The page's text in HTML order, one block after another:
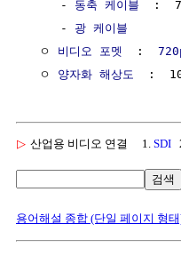
     -
동축 케이블
:
     -
광 케이블
  ㅇ
비디오 포멧
  :
  ㅇ
양자화 해상도
:
▷ 산업용 비디오 연결 1. SDI
검색
용어해설 종합 (단일 페이지 형